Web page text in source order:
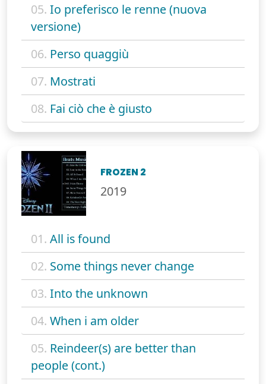
05. Io preferisco le renne (nuova
versione)
06. Perso quaggiù
07. Mostrati
08. Fai ciò che è giusto
FROZEN 2
2019
01. All is found
02. Some things never change
03. Into the unknown
04. When i am older
05. Reindeer(s) are better than
people (cont.)